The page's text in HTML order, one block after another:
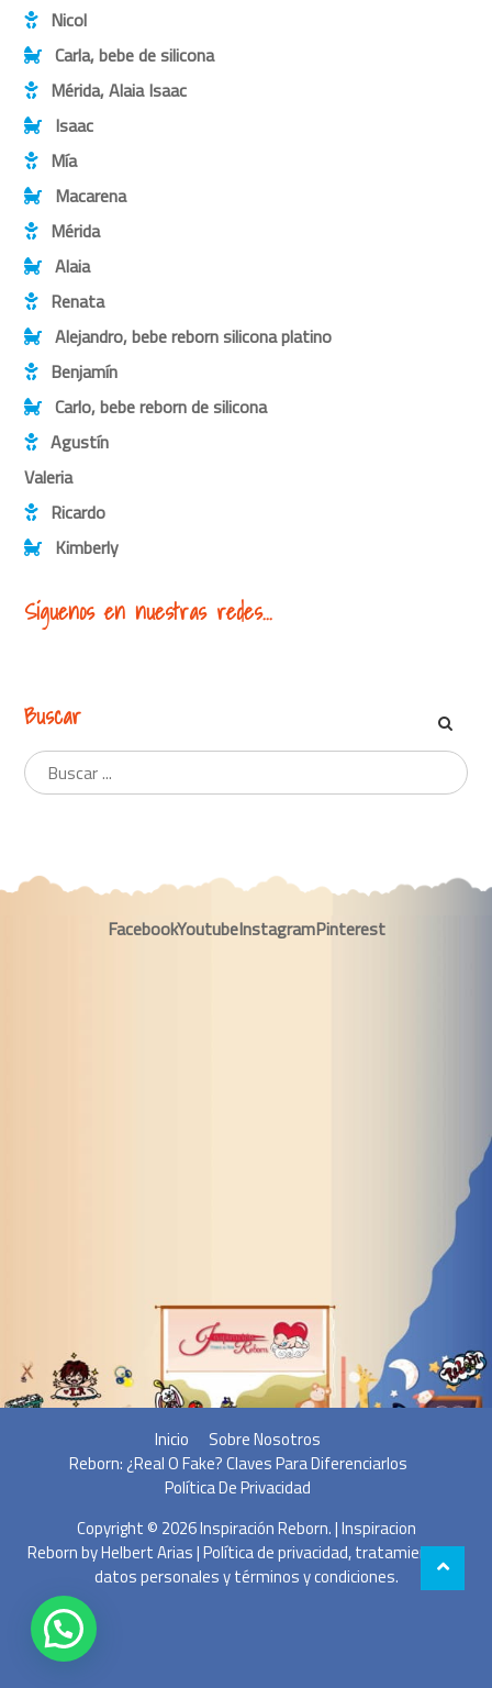
Nicol
Carla, bebe de silicona
Mérida, Alaia Isaac
Isaac
Mía
Macarena
Mérida
Alaia
Renata
Alejandro, bebe reborn silicona platino
Benjamín
Carlo, bebe reborn de silicona
Agustín
Valeria
Ricardo
Kimberly
Síguenos en nuestras redes...
Buscar
FacebookYoutubeInstagramPinterest
Inicio
Sobre Nosotros
Reborn: ¿Real O Fake? Claves Para Diferenciarlos
Política De Privacidad
Copyright © 2026Inspiración Reborn. | Inspiracion
Reborn byHelbert Arias|Política de privacidad, tratamiento de
datos personales y términos y condiciones.